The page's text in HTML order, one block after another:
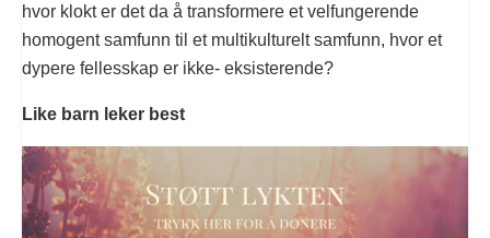
hvor klokt er det da å transformere et velfungerende
homogent samfunn til et multikulturelt samfunn, hvor et
dypere fellesskap er ikke- eksisterende?
Like barn leker best